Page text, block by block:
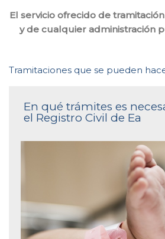
El servicio ofrecido de
y de cualquier administración
Tramitaciones que se pueden
En qué trámites es
el Registro Civil de Ea